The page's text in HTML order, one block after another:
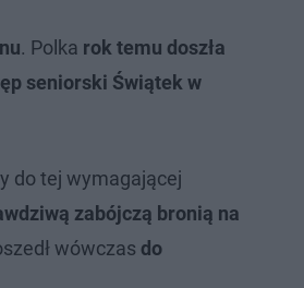
. Polka rok temu doszła
seniorski Świątek w
do tej wymagającej
zabójczą bronią na
wówczas do